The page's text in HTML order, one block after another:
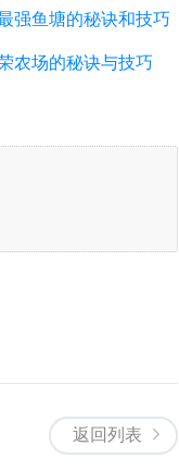
强鱼塘的秘诀和技巧
农场的秘诀与技巧
返回列表